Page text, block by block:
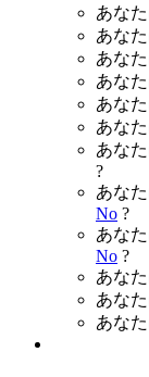
あな
あな
あな
あな
あな
あな
あな
?
あな
No ?
あな
No ?
あな
あな
あな